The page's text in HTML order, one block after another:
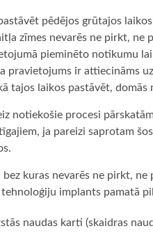
pēdējos grūtajos
zīmes nevarēs ne pirkt,
pieminēto notikumu
pravietojums ir attiecināms
tajos laikos pastāvēt, domās
notiekošie procesi
ja pareizi saprotam
bez kuras nevarēs ne pirkt,
implants pamatā
naudas karti (skaidras